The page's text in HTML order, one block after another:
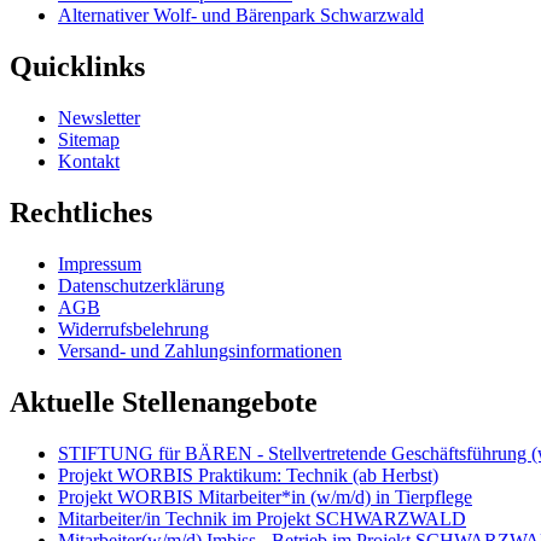
Alternativer Wolf- und Bärenpark Schwarzwald
Quicklinks
Newsletter
Sitemap
Kontakt
Rechtliches
Impressum
Datenschutzerklärung
AGB
Widerrufsbelehrung
Versand- und Zahlungsinformationen
Aktuelle Stellenangebote
STIFTUNG für BÄREN - Stellvertretende Geschäftsführung
Projekt WORBIS Praktikum: Technik (ab Herbst)
Projekt WORBIS Mitarbeiter*in (w/m/d) in Tierpflege
Mitarbeiter/in Technik im Projekt SCHWARZWALD